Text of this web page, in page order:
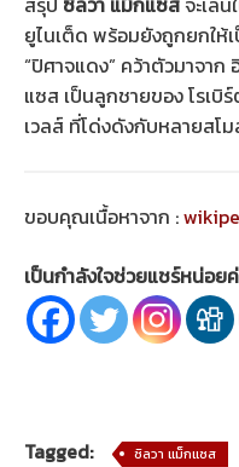
ยูไนเต็ด พร้อมยังถูกยกให้
“ปิศาจแดง” คว้าตัวมาจา
แซส เป็นลูกชายของ โรเบิ
เวลส์ ที่โด่งดังกับหลายสโ
ขอบคุณเนื้อหาจาก :
เป็นกำลังใจช่วยแชร์หน่อย
Tagged: ซิลวา แม็กแซส